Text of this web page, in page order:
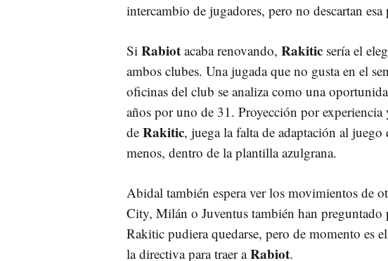
intercambio de jugadores, pero no descartan
Si Rabiot acaba renovando, Rakitic sería el
ambos clubes. Una jugada que no gusta en el
oficinas del club se analiza como una
años por uno de 31. Proyección por
de Rakitic, juega la falta de adaptación al
menos, dentro de la plantilla azulgrana.
Abidal también espera ver los movimientos de
City, Milán o Juventus también han preguntado
Rakitic pudiera quedarse, pero de momento es
la directiva para traer aRabiot.